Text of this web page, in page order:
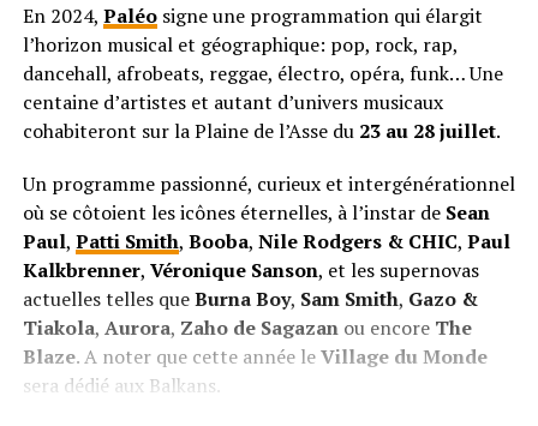
En 2024, Paléosigne une programmation qui élargit
l’horizon musical et géographique: pop, rock, rap,
dancehall, afrobeats, reggae, électro, opéra, funk… Une
centaine d’artistes et autant d’univers musicaux
cohabiteront sur la Plaine de l’Asse du 23 au 28 juillet.
Un programme passionné, curieux et intergénérationnel
où se côtoient les icônes éternelles, à l’instar de Sean
Paul, Patti Smith, Booba, Nile Rodgers & CHIC, Paul
Kalkbrenner, Véronique Sanson, et les supernovas
actuelles telles queBurna Boy, Sam Smith, Gazo &
Tiakola, Aurora, Zaho de Sagazanou encore The
Blaze. A noter que cette année leVillage du Monde
sera dédié aux Balkans.